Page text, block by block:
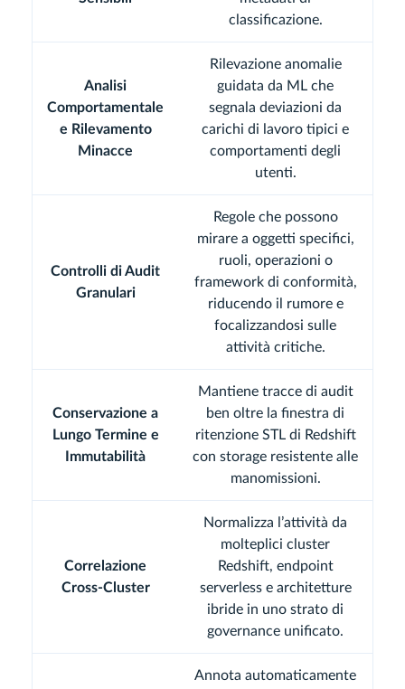
classificazione.
Analisi
Comportamentale
e Rilevamento
Minacce
Rilevazione anomalie
guidata da ML che
segnala deviazioni da
carichi di lavoro tipici e
comportamenti degli
utenti.
Controlli di Audit
Granulari
Regole che possono
mirare a oggetti specifici,
ruoli, operazioni o
framework di conformità,
riducendo il rumore e
focalizzandosi sulle
attività critiche.
Conservazione a
Lungo Termine e
Immutabilità
Mantiene tracce di audit
ben oltre la finestra di
ritenzione STL di Redshift
con storage resistente alle
manomissioni.
Correlazione
Cross-Cluster
Normalizza l’attività da
molteplici cluster
Redshift, endpoint
serverless e architetture
ibride in uno strato di
governance unificato.
Annota automaticamente